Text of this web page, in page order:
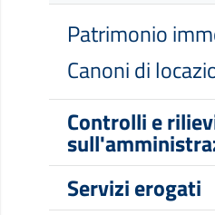
Patrimonio
Canoni di
Controlli e
Servizi erogati